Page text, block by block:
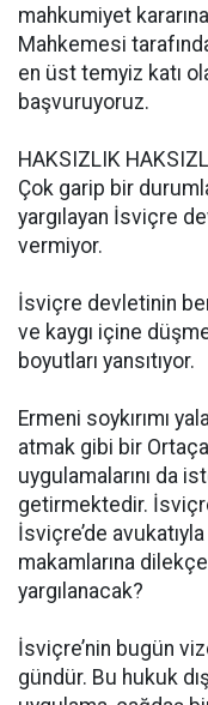
mahkumiyet
Mahkemesi
en üst temyiz katı
başvuruyoruz.
HAKSIZLIK
Çok garip bir
yargılayan İsviçre
vermiyor.
İsviçre devletinin
ve kaygı içine
boyutları yansıtıyor.
Ermeni soykırımı
atmak gibi bir
uygulamalarını da
getirmektedir.
İsviçre’de
makamlarına
yargılanacak?
İsviçre’nin bugün
gündür. Bu hukuk